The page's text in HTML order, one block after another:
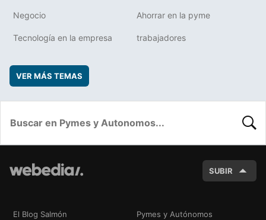
Negocio Ahorrar en la pyme
Tecnología en la empresa trabajadores
VER MÁS TEMAS
SUBIR
El Blog Salmón Pymes y Autónomos